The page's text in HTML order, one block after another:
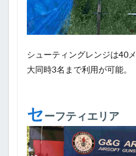
シューティングレンジは40
大同時3名まで利用が可能。
セーフティエリア